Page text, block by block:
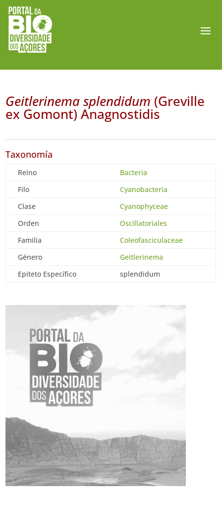
Geitlerinema splendidum (Greville
ex Gomont) Anagnostidis
Taxonomía
Reino
Bacteria
Filo
Cyanobacteria
Clase
Cyanophyceae
Orden
Oscillatoriales
Familia
Coleofasciculaceae
Género
Geitlerinema
Epiteto Específico
splendidum